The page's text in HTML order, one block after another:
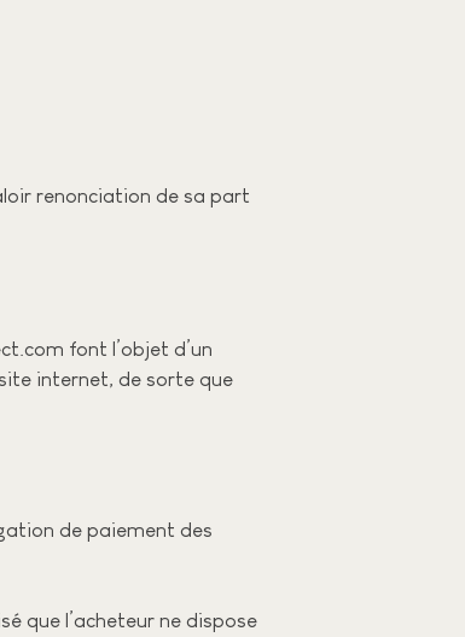
renonciation de sa part
font l’objet d’un
internet, de sorte que
de paiement des
que l’acheteur ne dispose